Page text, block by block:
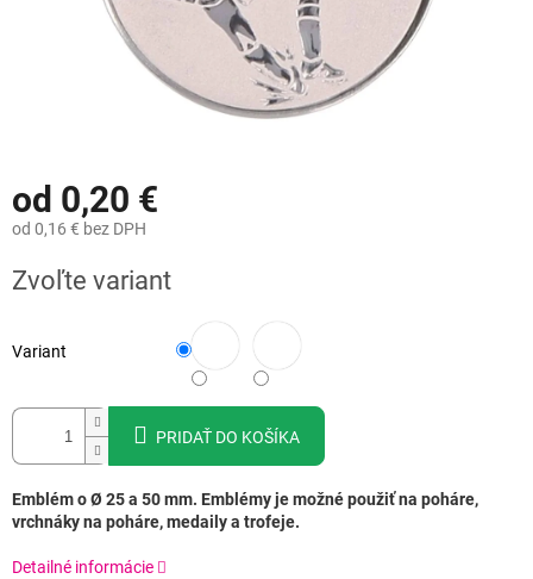
od 0,20 €
od 0,16 € bez DPH
cena:
Zvoľte variant
Variant
PRIDAŤ DO KOŠÍKA
Emblém o Ø 25 a 50 mm. Emblémy je možné použiť na poháre,
vrchnáky na poháre, medaily a trofeje.
Detailné informácie